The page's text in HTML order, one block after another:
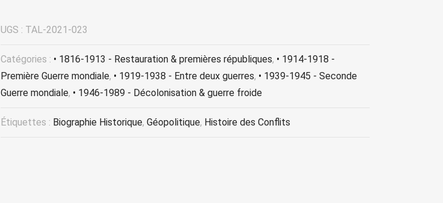
UGS : TAL-2021-023
Catégories : • 1816-1913 - Restauration & premières républiques, • 1914-1918 -
Première Guerre mondiale, • 1919-1938 - Entre deux guerres, • 1939-1945 - Seconde
Guerre mondiale, • 1946-1989 - Décolonisation & guerre froide
Étiquettes : Biographie Historique, Géopolitique, Histoire des Conflits